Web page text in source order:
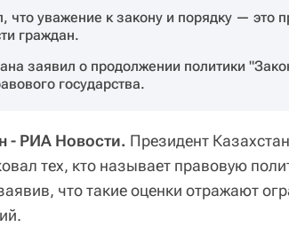
что уважение к закону и порядку — это
граждан.
заявил о продолжении политики
государства.
РИА Новости. Президент
тех, кто называет правовую
что такие оценки отражают